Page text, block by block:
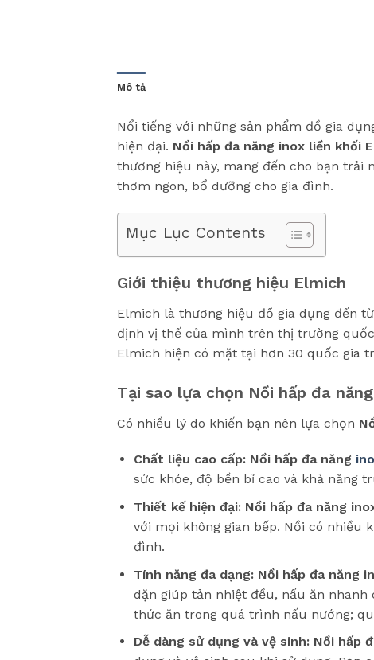
Mô tả
Nổi tiếng với những sản phẩm đồ gia
hiện đại. Nồi hấp đa năng inox liền khối
thương hiệu này, mang đến cho bạn trải
thơm ngon, bổ dưỡng cho gia đình.
Mục Lục Contents
Giới thiệu thương hiệu Elmich
Elmich là thương hiệu đồ gia dụng đến
định vị thế của mình trên thị trường
Elmich hiện có mặt tại hơn 30 quốc gia
Tại sao lựa chọn Nồi hấp đa
Có nhiều lý do khiến bạn nên lựa chọn
Chất liệu cao cấp: Nồi hấp đa năng
sức khỏe, độ bền bỉ cao và khả năng
Thiết kế hiện đại: Nồi hấp đa năng
với mọi không gian bếp. Nồi có nhiều
đình.
Tính năng đa dạng: Nồi hấp đa năng
dặn giúp tản nhiệt đều, nấu ăn
thức ăn trong quá trình nấu nướng;
Dễ dàng sử dụng và vệ sinh: Nồi hấp